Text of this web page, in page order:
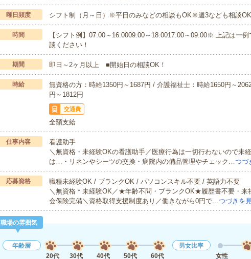
曜日頻度 シフト制（月～日）※平日のみなどの相談もOK※週3なども相談OK
時間
【シフト例】07:00～16:0009:00～18:0017:00～09:00※ 上記は一
談ください！
期間 即日～2ヶ月以上 ■開始日の相談OK！
時給
無資格の方：時給1350円～1687円 / 介護福祉士：時給1650円～
円～1812円
交通費
全額支給
仕事内容
看護助手
＼無資格・未経験OKの看護助手／医療行為は一切行わないので未
は…・リネンやシーツの交換・病院内の備品管理やチェック…つづ
応募資格
職種未経験OK / ブランクOK / パソコンスキル不要 / 英語力不要
＼無資格＊未経験OK／★年齢不問・ブランクOK★履歴書不要・
会保険完備＼資格取得支援制度あり／働きながら0円で…つづきを
職場の雰囲気
年齢層
20代
30代 40代 50代 60代
男女比率
女性